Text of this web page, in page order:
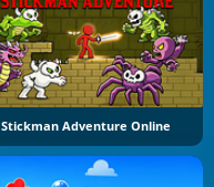
Stickman Adventure Online